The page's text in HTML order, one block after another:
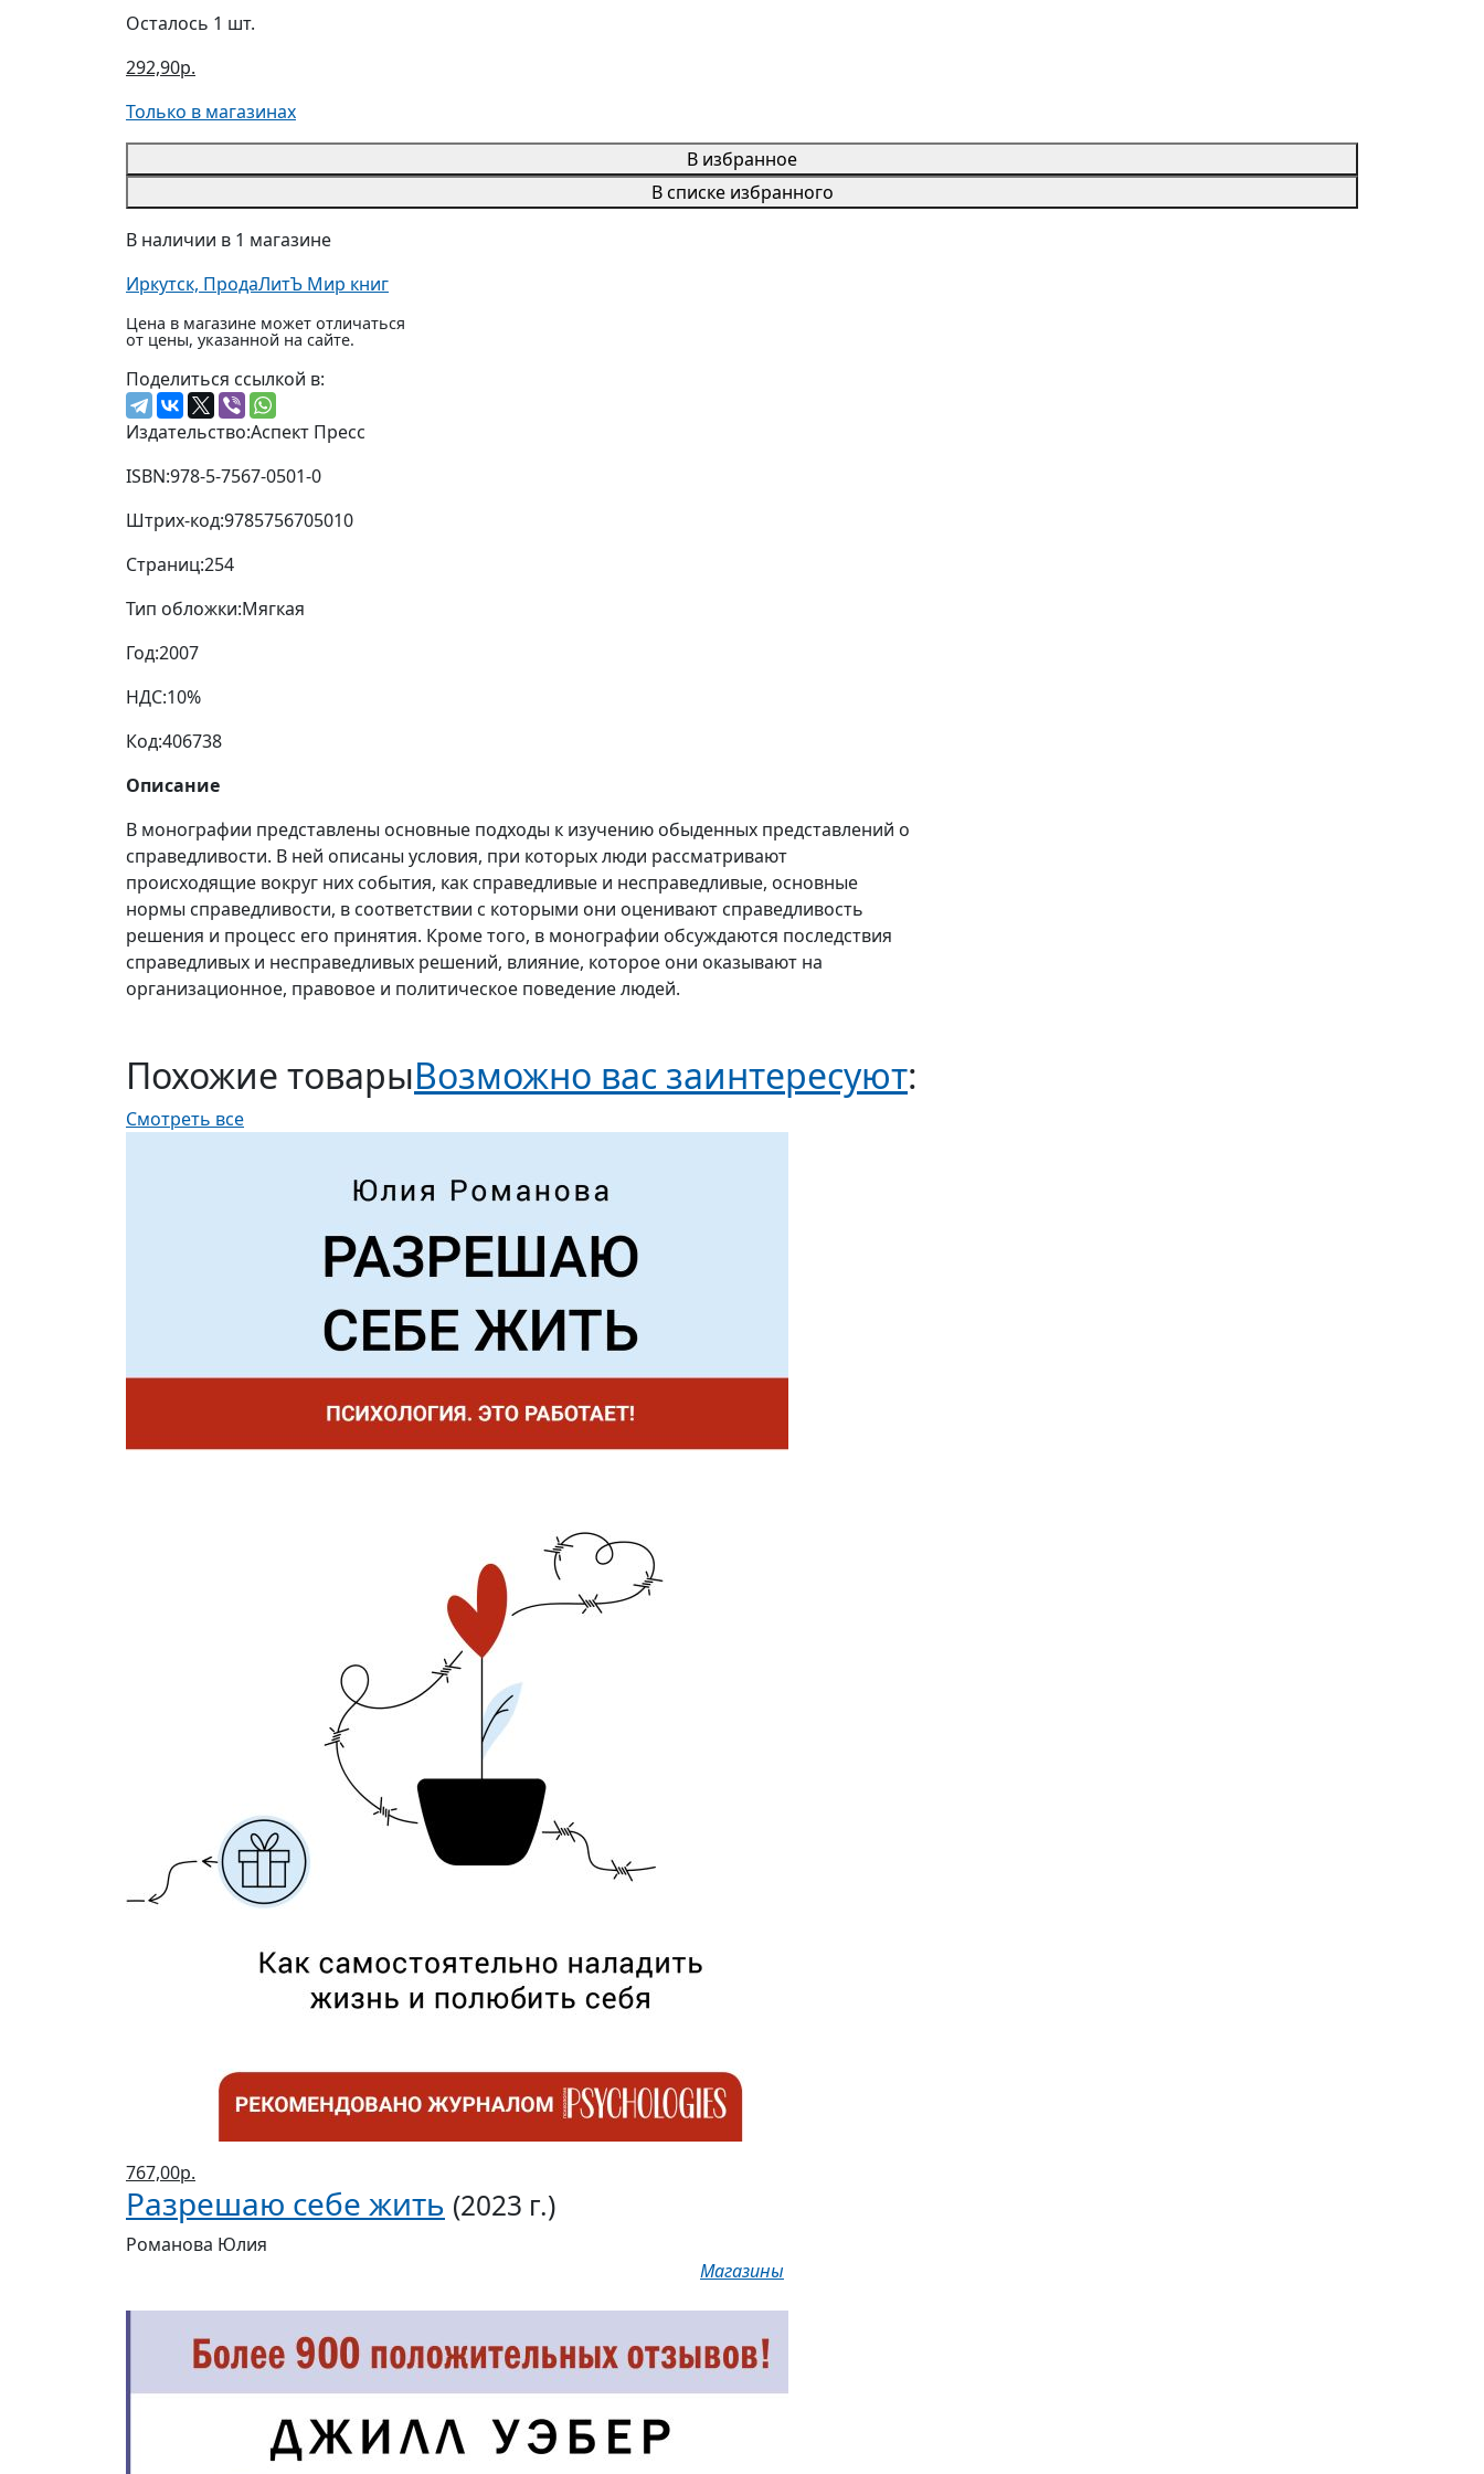
Осталось 1 шт.
292,90р.
Только в магазинах
В избранное
В списке избранного
В наличии в 1 магазине
Иркутск, ПродаЛитЪ Мир книг
Цена в магазине может отличаться
от цены, указанной на сайте.
Поделиться ссылкой в:
Издательство:Аспект Пресс
ISBN:978-5-7567-0501-0
Штрих-код:9785756705010
Страниц:254
Тип обложки:Мягкая
Год:2007
НДС:10%
Код:406738
Описание
В монографии представлены основные подходы к изучению обыденных представлений о
справедливости. В ней описаны условия, при которых люди рассматривают
происходящие вокруг них события, как справедливые и несправедливые, основные
нормы справедливости, в соответствии с которыми они оценивают справедливость
решения и процесс его принятия. Кроме того, в монографии обсуждаются последствия
справедливых и несправедливых решений, влияние, которое они оказывают на
организационное, правовое и политическое поведение людей.
Похожие товарыВозможно вас заинтересуют:
Смотреть все
767,00р.
Разрешаю себе жить (2023 г.)
Романова Юлия
Магазины